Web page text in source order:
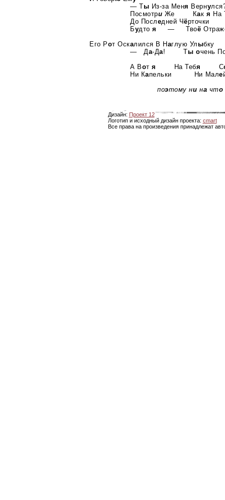
— Ты Из-заМеня Верну
Посмотри Же Какя На
До Последней Чёрточки
Будтоя — Твоё Отраж
Его Рот Оскалился В Наглую Улыбку
— Да-Да! Ты очень
А Вотя На Тебя С
Ни Капельки Ни Мале
поэтому ни на что
Дизайн: Проект 12
Логотип и исходный дизайн проекта: cmart
Все права на произведения принадлежат